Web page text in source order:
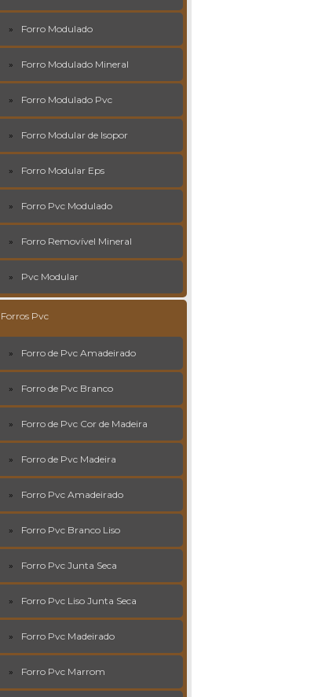
Forro Modulado
Forro Modulado Mineral
Forro Modulado Pvc
Forro Modular de Isopor
Forro Modular Eps
Forro Pvc Modulado
Forro Removível Mineral
Pvc Modular
Forros Pvc
Forro de Pvc Amadeirado
Forro de Pvc Branco
Forro de Pvc Cor de Madeira
Forro de Pvc Madeira
Forro Pvc Amadeirado
Forro Pvc Branco Liso
Forro Pvc Junta Seca
Forro Pvc Liso Junta Seca
Forro Pvc Madeirado
Forro Pvc Marrom